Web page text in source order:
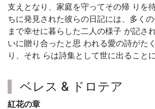
支えとなり、家庭を守ってその帰 りを
ちに発見された彼らの日記には、多く
まで幸せに暮らした二人の様子 が記さ
いに贈り合ったと思 われる愛の詩がた
り、それ らは詩集として世に出ることに
ベレス & ドロテア
紅花の章